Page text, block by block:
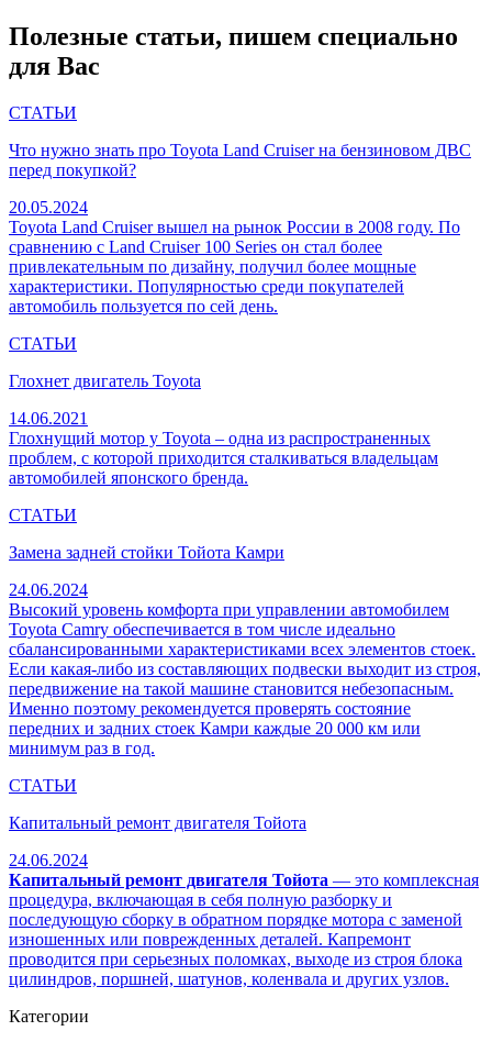
Полезные статьи, пишем специально
для Вас
СТАТЬИ
Что нужно знать про Toyota Land Cruiser на бензиновом ДВС
перед покупкой?
20.05.2024
Toyota Land Cruiser вышел на рынок России в 2008 году. По
сравнению с Land Cruiser 100 Series он стал более
привлекательным по дизайну, получил более мощные
характеристики. Популярностью среди покупателей
автомобиль пользуется по сей день.
СТАТЬИ
Глохнет двигатель Toyota
14.06.2021
Глохнущий мотор у Toyota – одна из распространенных
проблем, с которой приходится сталкиваться владельцам
автомобилей японского бренда.
СТАТЬИ
Замена задней стойки Тойота Камри
24.06.2024
Высокий уровень комфорта при управлении автомобилем
Toyota Camry обеспечивается в том числе идеально
сбалансированными характеристиками всех элементов стоек.
Если какая-либо из составляющих подвески выходит из строя,
передвижение на такой машине становится небезопасным.
Именно поэтому рекомендуется проверять состояние
передних и задних стоек Камри каждые 20 000 км или
минимум раз в год.
СТАТЬИ
Капитальный ремонт двигателя Тойота
24.06.2024
Капитальный ремонт двигателя Тойота — это комплексная
процедура, включающая в себя полную разборку и
последующую сборку в обратном порядке мотора с заменой
изношенных или поврежденных деталей. Капремонт
проводится при серьезных поломках, выходе из строя блока
цилиндров, поршней, шатунов, коленвала и других узлов.
Категории